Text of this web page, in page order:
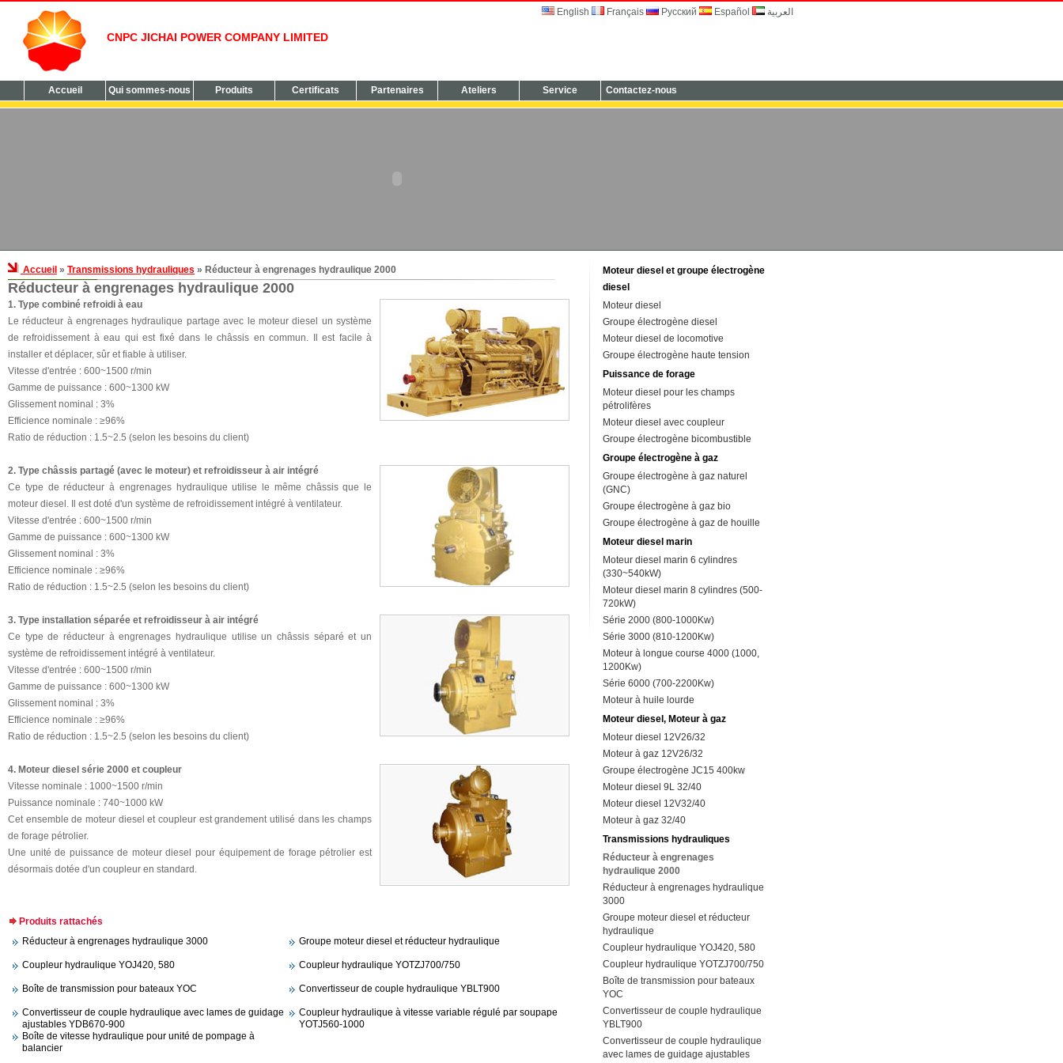
CNPC JICHAI POWER COMPANY LIMITED
English Français Русский Español العربية
Accueil Qui sommes-nous Produits Certificats Partenaires Ateliers Service Contactez-nous
Accueil » Transmissions hydrauliques » Réducteur à engrenages hydraulique 2000
Réducteur à engrenages hydraulique 2000
1. Type combiné refroidi à eau
Le réducteur à engrenages hydraulique partage avec le moteur diesel un système
de refroidissement à eau qui est fixé dans le châssis en commun. Il est facile à
installer et déplacer, sûr et fiable à utiliser.
Vitesse d'entrée : 600~1500 r/min
Gamme de puissance : 600~1300 kW
Glissement nominal : 3%
Efficience nominale : ≥96%
Ratio de réduction : 1.5~2.5 (selon les besoins du client)
2. Type châssis partagé (avec le moteur) et refroidisseur à air intégré
Ce type de réducteur à engrenages hydraulique utilise le même châssis que le
moteur diesel. Il est doté d'un système de refroidissement intégré à ventilateur.
Vitesse d'entrée : 600~1500 r/min
Gamme de puissance : 600~1300 kW
Glissement nominal : 3%
Efficience nominale : ≥96%
Ratio de réduction : 1.5~2.5 (selon les besoins du client)
3. Type installation séparée et refroidisseur à air intégré
Ce type de réducteur à engrenages hydraulique utilise un châssis séparé et un
système de refroidissement intégré à ventilateur.
Vitesse d'entrée : 600~1500 r/min
Gamme de puissance : 600~1300 kW
Glissement nominal : 3%
Efficience nominale : ≥96%
Ratio de réduction : 1.5~2.5 (selon les besoins du client)
4. Moteur diesel série 2000 et coupleur
Vitesse nominale : 1000~1500 r/min
Puissance nominale : 740~1000 kW
Cet ensemble de moteur diesel et coupleur est grandement utilisé dans les champs
de forage pétrolier.
Une unité de puissance de moteur diesel pour équipement de forage pétrolier est
désormais dotée d'un coupleur en standard.
Produits rattachés
Réducteur à engrenages hydraulique 3000
Groupe moteur diesel et réducteur hydraulique
Coupleur hydraulique YOJ420, 580 Coupleur hydraulique YOTZJ700/750
Boîte de transmission pour bateaux YOC Convertisseur de couple hydraulique YBLT900
Convertisseur de couple hydraulique avec lames de guidage
ajustables YDB670-900
Coupleur hydraulique à vitesse variable régulé par soupape
YOTJ560-1000
Boîte de vitesse hydraulique pour unité de pompage à
balancier
Moteur diesel et groupe électrogène
diesel
Moteur diesel
Groupe électrogène diesel
Moteur diesel de locomotive
Groupe électrogène haute tension
Puissance de forage
Moteur diesel pour les champs
pétrolifères
Moteur diesel avec coupleur
Groupe électrogène bicombustible
Groupe électrogène à gaz
Groupe électrogène à gaz naturel
(GNC)
Groupe électrogène à gaz bio
Groupe électrogène à gaz de houille
Moteur diesel marin
Moteur diesel marin 6 cylindres
(330~540kW)
Moteur diesel marin 8 cylindres (500-
720kW)
Série 2000 (800-1000Kw)
Série 3000 (810-1200Kw)
Moteur à longue course 4000 (1000,
1200Kw)
Série 6000 (700-2200Kw)
Moteur à huile lourde
Moteur diesel, Moteur à gaz
Moteur diesel 12V26/32
Moteur à gaz 12V26/32
Groupe électrogène JC15 400kw
Moteur diesel 9L 32/40
Moteur diesel 12V32/40
Moteur à gaz 32/40
Transmissions hydrauliques
Réducteur à engrenages
hydraulique 2000
Réducteur à engrenages hydraulique
3000
Groupe moteur diesel et réducteur
hydraulique
Coupleur hydraulique YOJ420, 580
Coupleur hydraulique YOTZJ700/750
Boîte de transmission pour bateaux
YOC
Convertisseur de couple hydraulique
YBLT900
Convertisseur de couple hydraulique
avec lames de guidage ajustables